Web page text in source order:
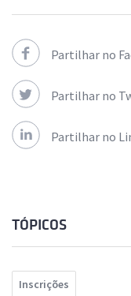
Partilhar no
Partilhar no
Partilhar no
TÓPICOS
Inscrições